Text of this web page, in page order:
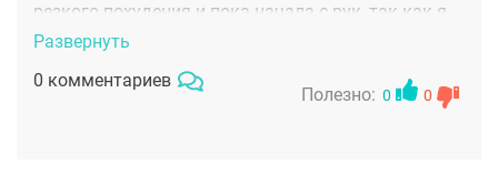
резкого похудения и пока начала с рук, так как я
похудела, а руки не особо и плюс лишняя кожа
Леонидович разрешит, то в следующем году
Развернуть
0 комментариев
Полезно: 0 0